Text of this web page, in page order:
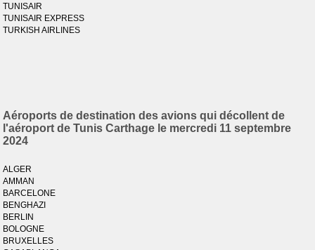
TUNISAIR
TUNISAIR EXPRESS
TURKISH AIRLINES
Aéroports de destination des avions qui décollent de
l'aéroport de Tunis Carthage le mercredi 11 septembre
2024
ALGER
AMMAN
BARCELONE
BENGHAZI
BERLIN
BOLOGNE
BRUXELLES